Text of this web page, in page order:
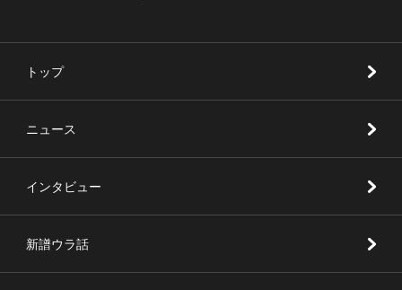
トップ
ニュース
インタビュー
新譜ウラ話